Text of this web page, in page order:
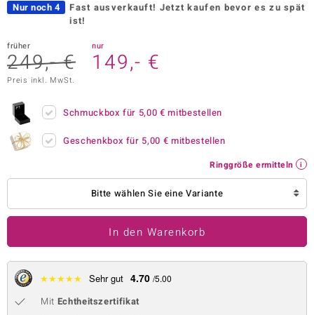
BY DE MELO
Collection
Nur noch 4 Fast ausverkauft! Jetzt kaufen bevor es zu spät
ist!
früher
249,- €
nur
149,- €
Preis inkl. MwSt.
Schmuckbox für 5,00 € mitbestellen
Geschenkbox für 5,00 € mitbestellen
Ringgröße ermitteln
Bitte wählen Sie eine Variante
In den Warenkorb
★★★★★ Sehr gut 4.70 /5.00
Mit Echtheitszertifikat